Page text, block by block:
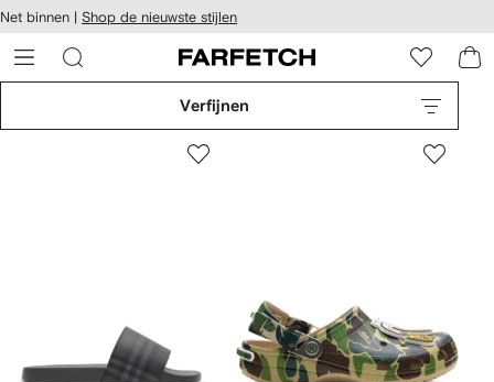
over en
naar de
Net binnen | Shop de nieuwste stijlen
Verfijnen